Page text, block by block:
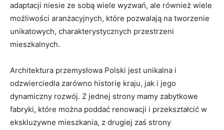
adaptacji niesie ze sobą wiele wyzwań, ale również wiele
możliwości aranżacyjnych, które pozwalają na tworzenie
unikatowych, charakterystycznych przestrzeni
mieszkalnych.
Architektura przemysłowa Polski jest unikalna i
odzwierciedla zarówno historię kraju, jak i jego
dynamiczny rozwój. Z jednej strony mamy zabytkowe
fabryki, które można poddać renowacji i przekształcić w
ekskluzywne mieszkania, z drugiej zaś strony